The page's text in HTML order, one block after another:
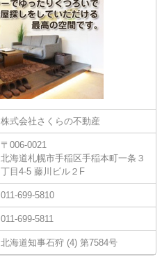
株式会社さくらの不動産
〒006-0021
北海道札幌市手稲区手稲本町一条３
丁目4-5 藤川ビル２F
011-699-5810
011-699-5811
北海道知事石狩 (4) 第7584号